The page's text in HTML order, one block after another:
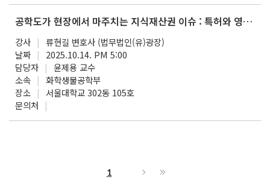
공학도가 현장에서 마주치는 지식재산권 이슈 : 특허와 영업비밀을 중심으로
강사
류현길 변호사 (법무법인(유)광장)
날짜
2025.10.14. PM 5:00
담당자
윤제용 교수
소속
화학생물공학부
장소
서울대학교 302동 105호
문의처
1